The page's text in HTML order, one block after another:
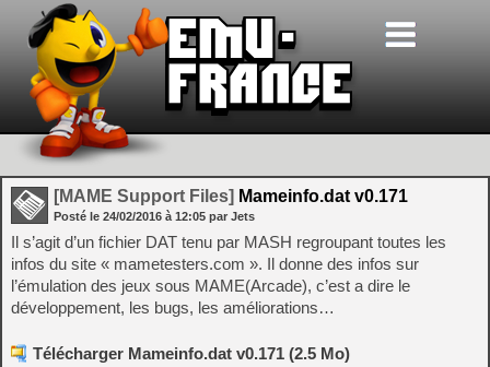
[MAME Support Files] Mameinfo.dat v0.171
Posté le 24/02/2016 à 12:05 par Jets
Il s’agit d’un fichier DAT tenu par MASH regroupant toutes les
infos du site « mametesters.com ». Il donne des infos sur
l’émulation des jeux sous MAME(Arcade), c’est a dire le
développement, les bugs, les améliorations…
Télécharger Mameinfo.dat v0.171 (2.5 Mo)